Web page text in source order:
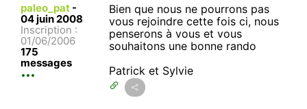
paleo_pat -
04 juin 2008
Inscription :
01/06/2006
175
messages
Bien que nous ne pourrons pas
vous rejoindre cette fois ci, nous
penserons à vous et vous
souhaitons une bonne rando
Patrick et Sylvie